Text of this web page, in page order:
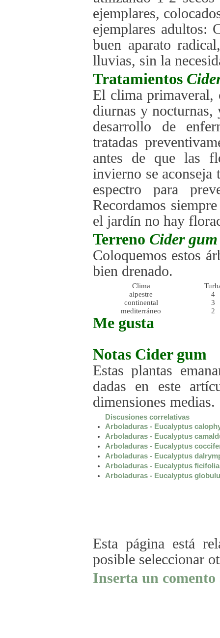
ejemplares,
ejemplares adultos:
buen aparato
lluvias, sin la
Tratamientos
El clima primaveral,
diurnas y
desarrollo de
tratadas
antes de que las
invierno se
espectro para
Recordamos
el jardín no hay
Terreno Cider gum
Coloquemos estos
bien drenado.
Clima
alpestre
4
continental
3
mediterráneo
2
Me gusta
Notas Cider gum
Estas plantas
dadas en este
dimensiones medias.
Discusiones correlativas
Arboladuras - Eucalyptus
Arboladuras - Eucalyptus
Arboladuras - Eucalyptus
Arboladuras - Eucalyptus
Arboladuras - Eucalyptus ficifolia
Arboladuras - Eucalyptus
Esta página está
posible seleccionar
Inserta un comento